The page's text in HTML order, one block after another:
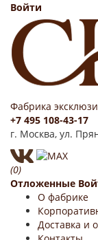
Войти
Фабрика
+7 495 108-43-17
г. Москва, ул.
(0)
Отложенные
О фабрике
Доставка и